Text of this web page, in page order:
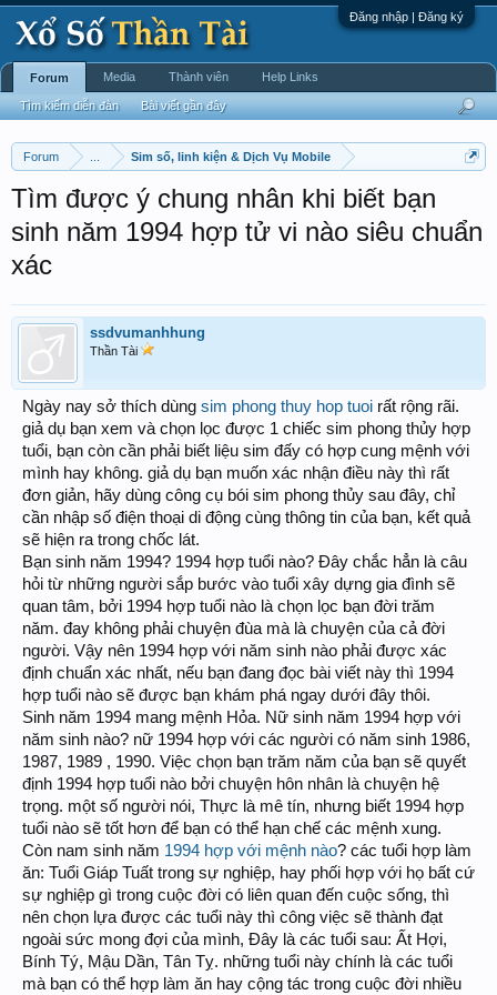
Đăng nhập | Đăng ký
Forum Sim số, linh kiện & Dịch Vụ Mobile
Tìm được ý chung nhân khi biết bạn
sinh năm 1994 hợp tử vi nào siêu chuẩn
xác
ssdvumanhhung
Thần Tài
Ngày nay sở thích dùng sim phong thuy hop tuoi rất rộng rãi.
giả dụ bạn xem và chọn lọc được 1 chiếc sim phong thủy hợp
tuổi, bạn còn cần phải biết liệu sim đấy có hợp cung mệnh với
mình hay không. giả dụ bạn muốn xác nhận điều này thì rất
đơn giản, hãy dùng công cụ bói sim phong thủy sau đây, chỉ
cần nhập số điện thoại di động cùng thông tin của bạn, kết quả
sẽ hiện ra trong chốc lát.
Bạn sinh năm 1994? 1994 hợp tuổi nào? Đây chắc hẳn là câu
hỏi từ những người sắp bước vào tuổi xây dựng gia đình sẽ
quan tâm, bởi 1994 hợp tuổi nào là chọn lọc bạn đời trăm
năm. đay không phải chuyện đùa mà là chuyện của cả đời
người. Vậy nên 1994 hợp với năm sinh nào phải được xác
định chuẩn xác nhất, nếu bạn đang đọc bài viết này thì 1994
hợp tuổi nào sẽ được bạn khám phá ngay dưới đây thôi.
Sinh năm 1994 mang mệnh Hỏa. Nữ sinh năm 1994 hợp với
năm sinh nào? nữ 1994 hợp với các người có năm sinh 1986,
1987, 1989 , 1990. Việc chọn bạn trăm năm của bạn sẽ quyết
định 1994 hợp tuổi nào bởi chuyện hôn nhân là chuyện hệ
trọng. một số người nói, Thực là mê tín, nhưng biết 1994 hợp
tuổi nào sẽ tốt hơn để bạn có thể hạn chế các mệnh xung.
Còn nam sinh năm 1994 hợp với mệnh nào? các tuổi hợp làm
ăn: Tuổi Giáp Tuất trong sự nghiệp, hay phối hợp với họ bất cứ
sự nghiệp gì trong cuộc đời có liên quan đến cuộc sống, thì
nên chọn lựa được các tuổi này thì công việc sẽ thành đạt
ngoài sức mong đợi của mình, Đây là các tuổi sau: Ất Hợi,
Bính Tý, Mậu Dần, Tân Tỵ. những tuổi này chính là các tuổi
mà bạn có thể hợp làm ăn hay cộng tác trong cuộc đời nhiều
Forum
Tìm kiếm diễn đàn Bài viết gần đây
Media Thành viên Help Links